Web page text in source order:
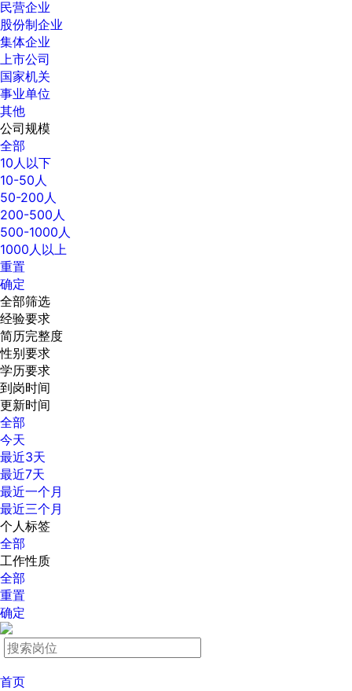
民营企业
股份制企业
集体企业
上市公司
国家机关
事业单位
其他
公司规模
全部
10人以下
10-50人
50-200人
200-500人
500-1000人
1000人以上
重置
确定
全部筛选
经验要求
简历完整度
性别要求
学历要求
到岗时间
更新时间
全部
今天
最近3天
最近7天
最近一个月
最近三个月
个人标签
全部
工作性质
全部
重置
确定
首页